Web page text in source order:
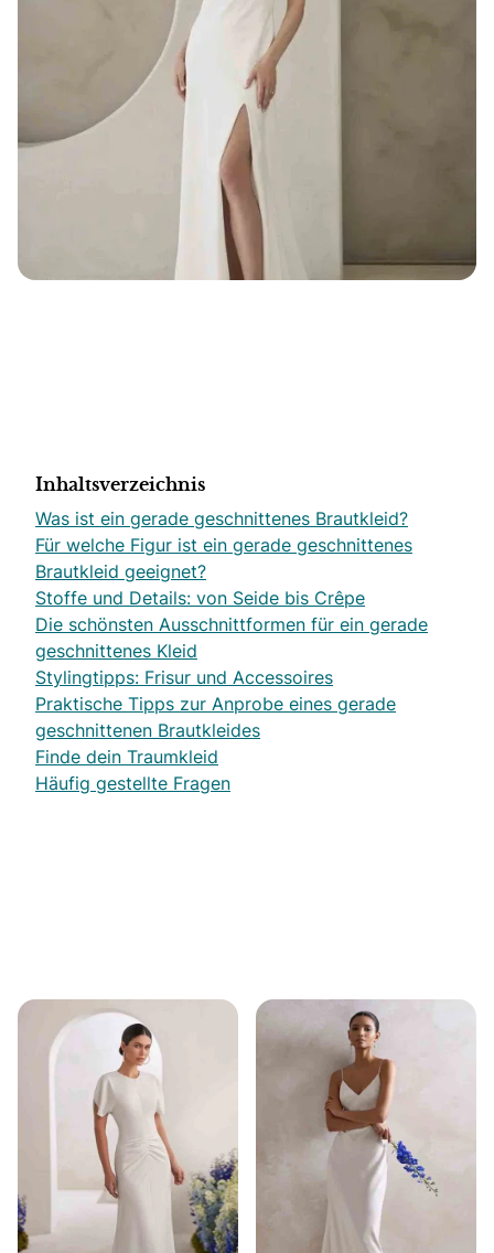
Inhaltsverzeichnis
Was ist ein gerade geschnittenes Brautkleid?
Für welche Figur ist ein gerade geschnittenes
Brautkleid geeignet?
Stoffe und Details: von Seide bis Crêpe
Die schönsten Ausschnittformen für ein gerade
geschnittenes Kleid
Stylingtipps: Frisur und Accessoires
Praktische Tipps zur Anprobe eines gerade
geschnittenen Brautkleides
Finde dein Traumkleid
Häufig gestellte Fragen